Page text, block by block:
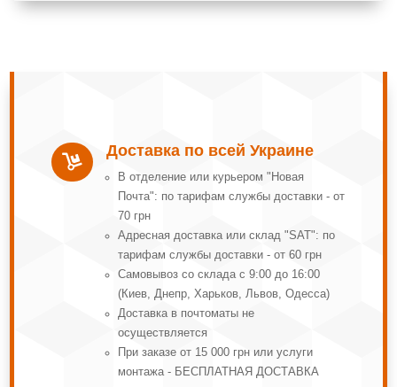

Доставка по всей Украине
В отделение или курьером "Новая
Почта": по тарифам службы доставки - от
70 грн
Адресная доставка или склад "SAT": по
тарифам службы доставки - от 60 грн
Самовывоз со склада с 9:00 до 16:00
(Киев, Днепр, Харьков, Львов, Одесса)
Доставка в почтоматы не
осуществляется
При заказе от 15 000 грн или услуги
монтажа - БЕСПЛАТНАЯ ДОСТАВКА